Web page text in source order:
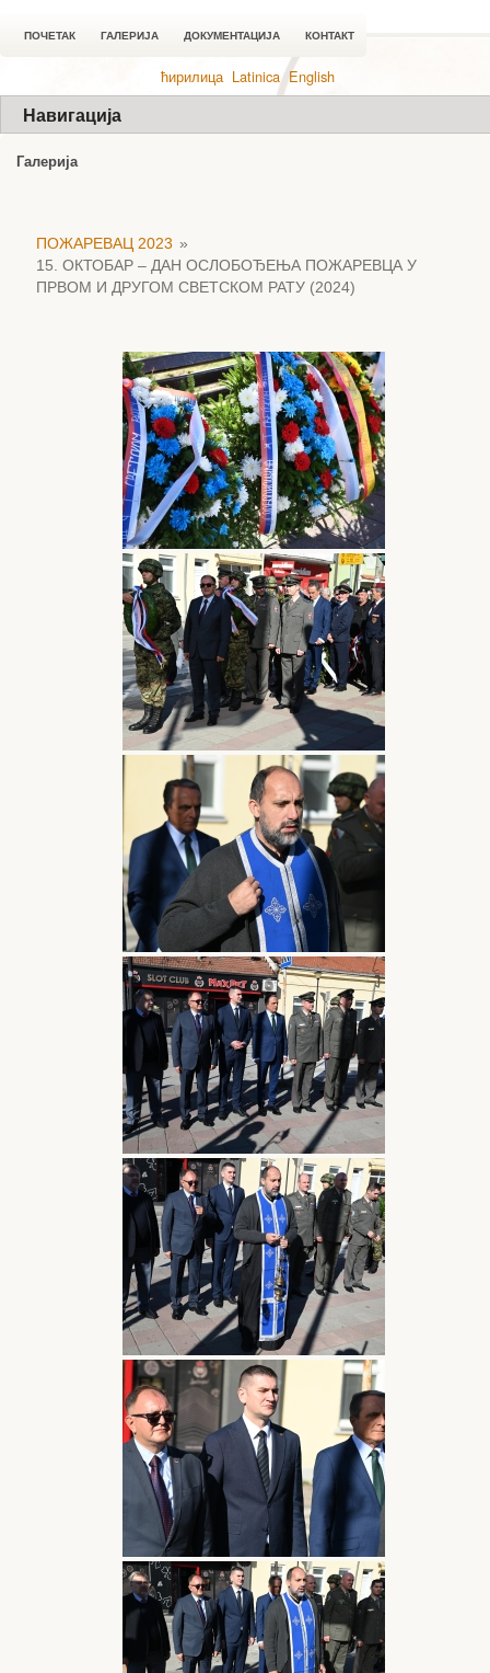
ПОЧЕТАК ГАЛЕРИЈА ДОКУМЕНТАЦИЈА КОНТАКТ
ћирилица Latinica English
Навигација
Галерија
ПОЖАРЕВАЦ 2023 »
15. ОКТОБАР – ДАН ОСЛОБОЂЕЊА ПОЖАРЕВЦА У
ПРВОМ И ДРУГОМ СВЕТСКОМ РАТУ (2024)